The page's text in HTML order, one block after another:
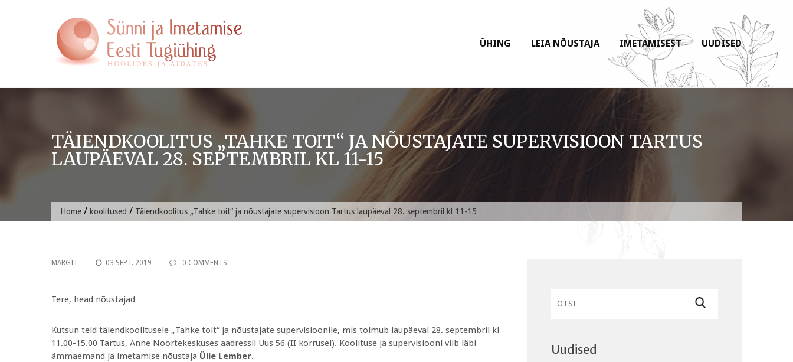
ÜHING LEIA NÕUSTAJA IMETAMISEST UUDISED
TÄIENDKOOLITUS „TAHKE TOIT“ JA NÕUSTAJATE SUPERVISIOON TARTUS
LAUPÄEVAL 28. SEPTEMBRIL KL 11-15
Home / koolitused / Täiendkoolitus „Tahke toit“ ja nõustajate supervisioon Tartus laupäeval 28. septembril kl 11-15
MARGIT 03 SEPT. 2019 0 COMMENTS
Tere, head nõustajad
Kutsun teid täiendkoolitusele „Tahke toit“ ja nõustajate supervisioonile, mis toimub laupäeval 28. septembril kl
11.00-15.00 Tartus, Anne Noortekeskuses aadressil Uus 56 (II korrusel). Koolituse ja supervisiooni viib läbi
ämmaemand ja imetamise nõustaja Ülle Lember. Uudised